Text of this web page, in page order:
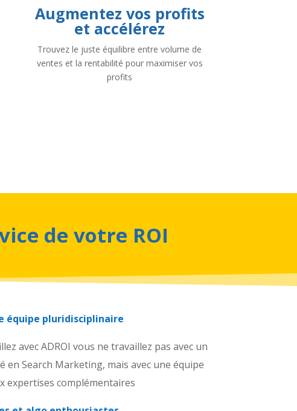
Augmentez vos profits
et accélérez
Trouvez le juste équilibre entre volume de
ventes et la rentabilité pour maximiser vos
profits
de votre ROI
équipe pluridisciplinaire
avec ADROI vous ne travaillez pas avec un
en Search Marketing, mais avec une équipe
expertises complémentaires